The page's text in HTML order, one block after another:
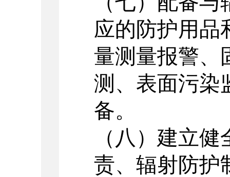
应的防护用品
量测量报警、
测、表面污染
备。
（八）建立
责、辐射防护